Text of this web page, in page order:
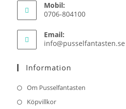
Mobil:
0706-804100
Email:
info@pusselfantasten.se
Information
Om Pusselfantasten
Köpvillkor